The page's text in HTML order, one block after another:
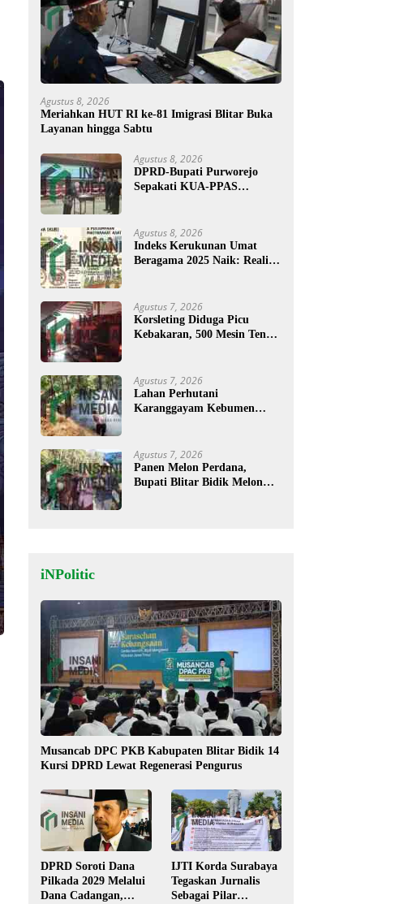
Agustus 8, 2026
Meriahkan HUT RI ke-81 Imigrasi Blitar Buka
Layanan hingga Sabtu
Agustus 8, 2026
DPRD-Bupati Purworejo
Sepakati KUA-PPAS
Agustus 8, 2026
Indeks Kerukunan Umat
Beragama 2025 Naik: Realita
Agustus 7, 2026
Korsleting Diduga Picu
Kebakaran, 500 Mesin Tenun
Agustus 7, 2026
Lahan Perhutani
Karanggayam Kebumen
Agustus 7, 2026
Panen Melon Perdana,
Bupati Blitar Bidik Melon
iNPolitic
Musancab DPC PKB Kabupaten Blitar Bidik 14
Kursi DPRD Lewat Regenerasi Pengurus
DPRD Soroti Dana
Pilkada 2029 Melalui
Dana Cadangan,
IJTI Korda Surabaya
Tegaskan Jurnalis
Sebagai Pilar